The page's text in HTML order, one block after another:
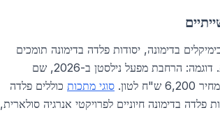
בדימונה, יסודות פלדה בדימונה תומכים
במבני מחסנים ומכונות כבדות. דוגמה: הרחבת מפעל נילסטן ב-2026, שם
סוגי מתכות כוללים פלדה
פלדה בדימונה חיוניים לפרויקטי אנרגיה סולארית,